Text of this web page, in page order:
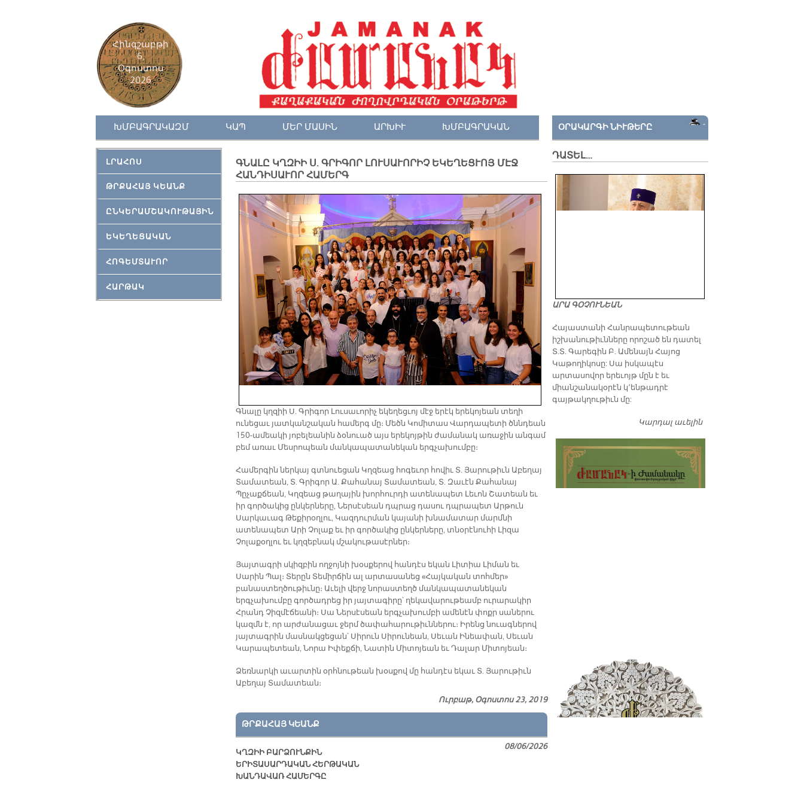
Հինգշաբթի
6,
Օգոստոս
2026
ԽՄԲԱԳՐԱԿԱԶՄ ԿԱՊ ՄԵՐ ՄԱՍԻՆ ԱՐԽԻՒ ԽՄԲԱԳՐԱԿԱՆ
ԼՐԱՀՈՍ
ԹՐՔԱՀԱՅ ԿԵԱՆՔ
ԸՆԿԵՐԱՄՇԱԿՈՒԹԱՅԻՆ
ԵԿԵՂԵՑԱԿԱՆ
ՀՈԳԵՄՏԱՒՈՐ
ՀԱՐԹԱԿ
ԳՆԱԼԸ ԿՂԶԻԻ Ս. ԳՐԻԳՈՐ ԼՈՒՍԱՒՈՐԻՉ ԵԿԵՂԵՑՒՈՅ ՄԷՋ
ՀԱՆԴԻՍԱՒՈՐ ՀԱՄԵՐԳ
Գնալը կղզիի Ս. Գրիգոր Լուսաւորիչ եկեղեցւոյ մէջ երէկ երեկոյեան տեղի
ունեցաւ յատկանշական համերգ մը։ Մեծն Կոմիտաս Վարդապետի ծննդեան
150-ամեակի յոբելեանին ձօնուած այս երեկոյթին ժամանակ առաջին անգամ
բեմ առաւ Մեսրոպեան մանկապատանեկան երգչախումբը։
Համերգին ներկայ գտնուեցան Կղզեաց հոգեւոր հովիւ Տ. Յարութիւն Աբեղայ
Տամատեան, Տ. Գրիգոր Ա. Քահանայ Տամատեան, Տ. Զաւէն Քահանայ
Պըչաքճեան, Կղզեաց թաղային խորհուրդի ատենապետ Լեւոն Շատեան եւ
իր գործակից ընկերները, Ներսէսեան դպրաց դասու դպրապետ Արթուն
Սարկաւագ Թեքիրօղլու, Կազդուրման կայանի խնամատար մարմնի
ատենապետ Արի Չոլաք եւ իր գործակից ընկերները, տնօրէնուհի Լիզա
Չոլաքօղլու եւ կղզեբնակ մշակութասէրներ։
Յայտագրի սկիզբին ողջոյնի խօսքերով հանդէս եկան Լիտիա Լիման եւ
Սարին Պալ։ Տերըն Տեմիրճին ալ արտասանեց «Հայկական տոհմեր»
բանաստեղծութիւնը։ Աւելի վերջ նորաստեղծ մանկապատանեկան
երգչախումբը գործադրեց իր յայտագիրը՝ ղեկավարութեամբ ուրարակիր
Հրանդ Չիզմէճեանի։ Սա Ներսէսեան երգչախումբի ամենէն փոքր սաներու
կազմն է, որ արժանացաւ ջերմ ծափահարութիւններու։ Իրենց նուագներով
յայտագրին մասնակցեցան՝ Սիրուն Սիրունեան, Սեւան Ինեափան, Սեւան
Կարապետեան, Նորա Իփեքճի, Նատին Միտոյեան եւ Դալար Միտոյեան։
Ձեռնարկի աւարտին օրհնութեան խօսքով մը հանդէս եկաւ Տ. Յարութիւն
Աբեղայ Տամատեան։
Ուրբաթ, Օգոստոս 23, 2019
ԹՐՔԱՀԱՅ ԿԵԱՆՔ
ԿՂԶԻԻ ԲԱՐՁՈՒՆՔԻՆ
ԵՐԻՏԱՍԱՐԴԱԿԱՆ ՀԵՐԹԱԿԱՆ
ԽԱՆԴԱՎԱՌ ՀԱՄԵՐԳԸ
08/06/2026
ՕՐԱԿԱՐԳԻ ՆԻՒԹԵՐԸ
ԴԱՏԵԼ…
ԱՐԱ ԳՕՉՈՒՆԵԱՆ
​Հայաստանի Հանրապետութեան
իշխանութիւնները որոշած են դատել
Տ.Տ. Գարեգին Բ. Ամենայն Հայոց
Կաթողիկոսը: Սա իսկապէս
արտասովոր երեւոյթ մըն է եւ
միանշանակօրէն կ՚ենթադրէ
գայթակղութիւն մը:
Կարդալ աւելինԴատել…